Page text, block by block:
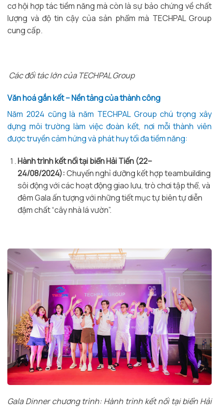
cơ hội hợp tác tiềm năng mà còn là sự bảo chứng về chất
lượng và độ tin cậy của sản phẩm mà TECHPAL Group
cung cấp.
Các đối tác lớn của TECHPAL Group
Văn hoá gắn kết – Nền tảng của thành công
Năm 2024 cũng là năm TECHPAL Group chú trọng xây
dựng môi trường làm việc đoàn kết, nơi mỗi thành viên
được truyền cảm hứng và phát huy tối đa tiềm năng:
Hành trình kết nối tại biển Hải Tiến (22–
24/08/2024):Chuyến nghỉ dưỡng kết hợp teambuilding
sôi động với các hoạt động giao lưu, trò chơi tập thể, và
đêm Gala ấn tượng với những tiết mục tự biên tự diễn
đậm chất “cây nhà lá vườn”.
Gala Dinner chương trình: Hành trình kết nối tại biển Hải